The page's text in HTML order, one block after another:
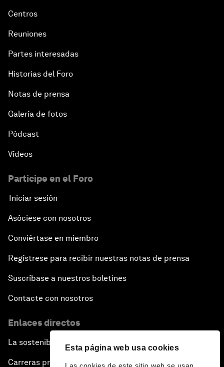
Esta página web usa cookies
Centros
Reuniones
Partes interesadas
Historias del Foro
Notas de prensa
Galería de fotos
Pódcast
Vídeos
Participe en el Foro
Iniciar sesión
Asóciese con nosotros
Conviértase en miembro
Regístrese para recibir nuestras notas de prensa
Suscríbase a nuestros boletines
Contacte con nosotros
Enlaces directos
La sostenibilidad en el Foro
Carreras profesionales